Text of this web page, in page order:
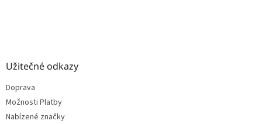
Užitečné odkazy
Doprava
Možnosti Platby
Nabízené značky